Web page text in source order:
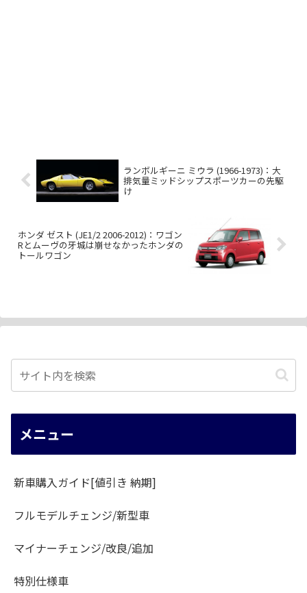
ランボルギーニ ミウラ (1966-1973)：大
排気量ミッドシップスポーツカーの先駆
け
ホンダ ゼスト (JE1/2 2006-2012)：ワゴン
Rとムーヴの牙城は崩せなかったホンダの
トールワゴン
メニュー
新車購入ガイド[値引き 納期]
フルモデルチェンジ/新型車
マイナーチェンジ/改良/追加
特別仕様車